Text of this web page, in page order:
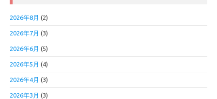
2026年8月 (2)
2026年7月 (3)
2026年6月 (5)
2026年5月 (4)
2026年4月 (3)
2026年3月 (3)